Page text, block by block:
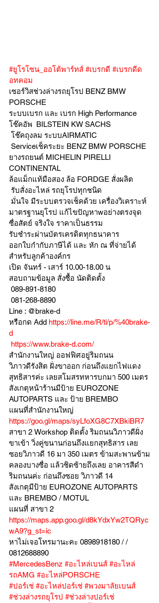
#ยูโรโซน_ออโต้พาร์ทส์ #เบรกดี #เบรกดีด
อทคอม
เซอร์วิสช่วงล่างรถยุโรป BENZ BMW
PORSCHE
ระบบเบรก และ เบรก High Performance
โช๊คอัพ  BILSTEIN KW SACHS
โช๊คถุงลม ระบบAIRMATIC
Serviceเช็คระยะ BENZ BMW PORSCHE
ยางรถยนต์ MICHELIN PIRELLI
CONTINENTAL
ล้อแม็กแท้มือสอง ล้อ FORDGE สั่งผลิต
รับสั่งอะไหล่ รถยุโรปทุกชนิด
มาตรฐานยุโรป แก้ไขปัญหาwอย่างตรงจุด
ซื่อสัตย์ จริงใจ ราคาเป็นธรรม
รับชำระผ่านบัตรเครดิตทุกธนาคาร
ออกใบกำกับภาษีได้ และ หัก ณ ที่จ่ายได้
สำหรับลูกค้าองค์กร
เปิด จันทร์ - เสาร์ 10.00-18.00 น
สอบถามข้อมูล สั่งซื้อ นัดติดตั้ง
089-891-8180
081-268-8890
Line : @brake-d
หรือกด Add https://line.me/R/ti/p/%40brake-
d
https://www.brake-d.com/
สำนักงานใหญ่ ออฟฟิศอยู่ริมถนน
วิภาวดีรังสิต ฝั่งขาออก ก่อนถึงแยกไฟแดง
สุทธิสารค่ะ เลยสโมสรทหารบกมา 500 เมตร
สังเกตุหน้าร้านมีป้าย EUROZONE
AUTOPARTS และ ป้าย BREMBO
แผนที่สำนักงานใหญ่
https://goo.gl/maps/syLfoXG8C7XBkiBR7
สาขา 2 Workshop ติดตั้ง ริมถนนวิภาวดีฝั่ง
ขาเข้า วิ่งคู่ขนานก่อนถึงแยกสุทธิสาร เลย
ซอยวิภาวดี 16 มา 350 เมตร ข้ามสะพานข้าม
คลองบางซื่อ แล้วชิดซ้ายถึงเลย อาคารสีดำ
ริมถนนค่ะ ก่อนถึงซอย วิภาวดี 14
สังเกตุมีป้าย EUROZONE AUTOPARTS
และ BREMBO / MOTUL
แผนที่ สาขา 2
https://maps.app.goo.gl/d8kYdxYw2TQRyc
wA9?g_st=ic
หาไม่เจอโทรมานะคะ 0898918180 / /
0812688890
#MercedesBenz #อะไหล่เบนส์ #อะไหล่
รถAMG #อะไหล่PORSCHE
#ปอร์เช่ #อะไหล่ปอร์เช่ #พวงมาลัยเบนส์
#ช่วงล่างรถยุโรป #ช่วงล่างปอร์เช่